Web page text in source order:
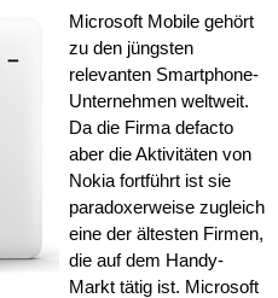
Microsoft Mobile gehört
zu den jüngsten
relevanten Smartphone-
Unternehmen weltweit.
Da die Firma defacto
aber die Aktivitäten von
Nokia fortführt ist sie
paradoxerweise zugleich
eine der ältesten Firmen,
die auf dem Handy-
Markt tätig ist. Microsoft